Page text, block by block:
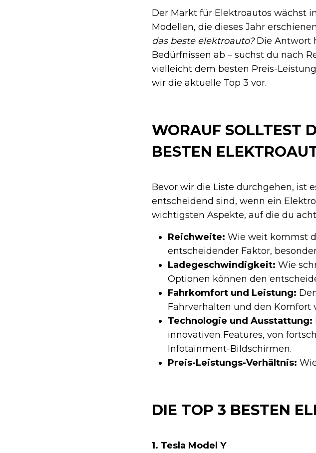
Der Markt für Elektroautos wächst
Modellen, die dieses Jahr
das beste elektroauto?Die Antwort
Bedürfnissen ab – suchst du nach
vielleicht dem besten Preis-
wir die aktuelle Top 3 vor.
WORAUF SOLLTEST
BESTEN
Bevor wir die Liste durchgehen, ist
entscheidend sind, wenn ein
wichtigsten Aspekte, auf die du
Reichweite: Wie weit kommst
entscheidender Faktor,
Ladegeschwindigkeit: Wie
Optionen können den
Fahrkomfort und Leistung:
Fahrverhalten und den Komfort
Technologie und Ausstattung:
innovativen Features, von
Infotainment-Bildschirmen.
Preis-Leistungs-Verhältnis:
DIE TOP 3 BESTEN
1. Tesla Model Y